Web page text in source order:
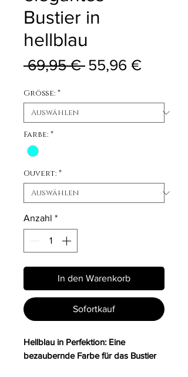
Bustier in
hellblau
69,95 € Standardpreis
55,96 €Sale-
Größe: *
Farbe: *
Ouvert: *
Anzahl *
In den Warenkorb
Sofortkauf
Hellblau in Perfektion: Eine
bezaubernde Farbe für das Bustier